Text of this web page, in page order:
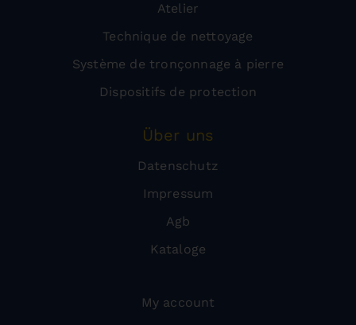
Atelier
Technique de nettoyage
Système de tronçonnage à pierre
Dispositifs de protection
Über uns
Datenschutz
Impressum
Agb
Kataloge
My account